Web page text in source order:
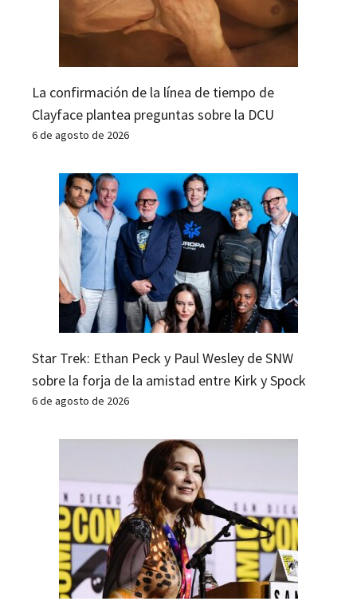
La confirmación de la línea de tiempo de
Clayface plantea preguntas sobre la DCU
6 de agosto de 2026
Star Trek: Ethan Peck y Paul Wesley de SNW
sobre la forja de la amistad entre Kirk y Spock
6 de agosto de 2026